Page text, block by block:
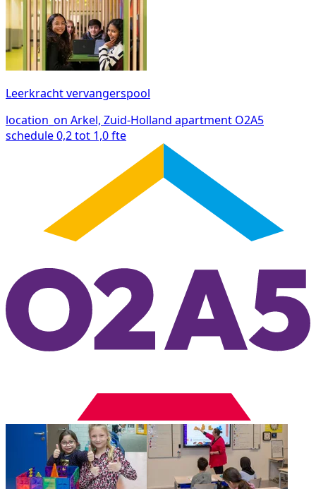
Leerkracht vervangerspool
location_on Arkel, Zuid-Holland apartment O2A5
schedule0,2 tot 1,0 fte